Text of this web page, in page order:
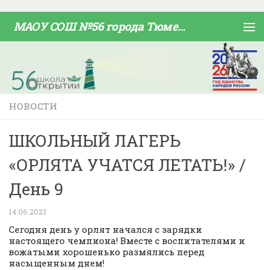
МАОУ СОШ №56 города Тюмени
НОВОСТИ
ШКОЛЬНЫЙ ЛАГЕРЬ
«ОРЛЯТА УЧАТСЯ ЛЕТАТЬ!» /
День 9
14.06.2023
Сегодня день у орлят начался с зарядки
настоящего чемпиона! Вместе с воспитателями и
вожатыми хорошенько размялись перед
насыщенным днем!